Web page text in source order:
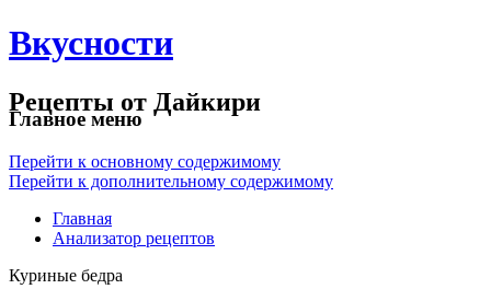
Вкусности
Рецепты от Дайкири
Главное меню
Перейти к основному содержимому
Перейти к дополнительному содержимому
Главная
Анализатор рецептов
Куриные бедра